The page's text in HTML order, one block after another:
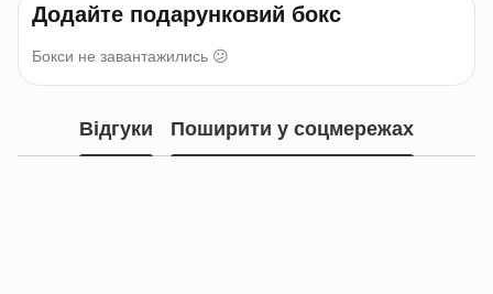
Додайте подарунковий бокс
Бокси не завантажились 😕
Відгуки Поширити у соцмережах